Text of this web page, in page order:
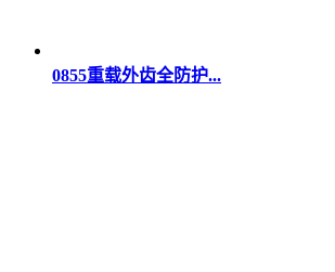
0855重载外齿全防护...